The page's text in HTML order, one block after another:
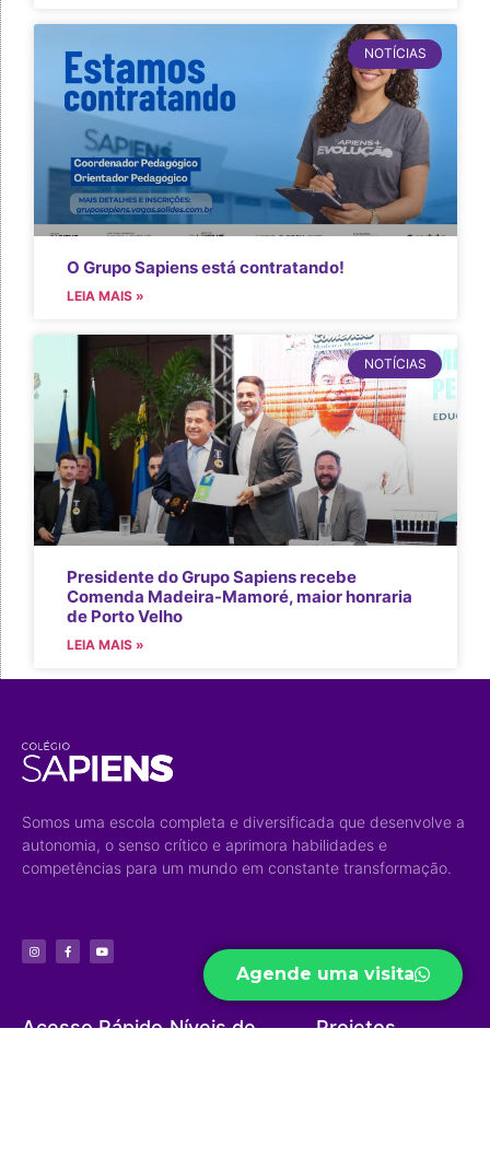
NOTÍCIAS
O Grupo Sapiens está contratando!
LEIA MAIS »
NOTÍCIAS
Presidente do Grupo Sapiens recebe
Comenda Madeira-Mamoré, maior honraria
de Porto Velho
LEIA MAIS »
Agende uma visita
Somos uma escola completa e diversificada que desenvolve a
autonomia, o senso crítico e aprimora habilidades e
competências para um mundo em constante transformação.
Acesso Rápido Níveis de
Projetos